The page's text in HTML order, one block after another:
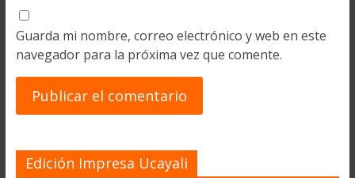
Guarda mi nombre, correo electrónico y web en este
navegador para la próxima vez que comente.
Edición Impresa Ucayali